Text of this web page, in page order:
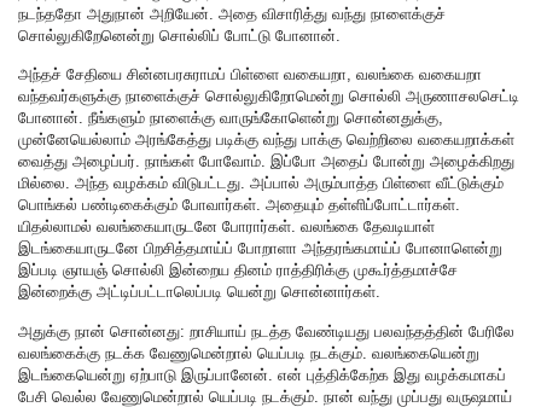
நடந்ததோ அதுநான் அறியேன். அதை விசாரித்து வந்து நாளைக்குச்
சொல்லுகிறேனென்று சொல்லிப் போட்டு போனான்.
அந்தச் சேதியை சின்னபரசுராமப் பிள்ளை வகையறா, வலங்கை வகையறா
வந்தவர்களுக்கு நாளைக்குச் சொல்லுகிறோமென்று சொல்லி அருணாசலசெட்டி
போனான். நீங்களும் நாளைக்கு வாருங்கோளென்று சொன்னதுக்கு,
முன்னேயெல்லாம் அரங்கேத்து படிக்கு வந்து பாக்கு வெற்றிலை வகையறாக்கள்
வைத்து அழைப்பர். நாங்கள் போவோம். இப்போ அதைப் போன்று அழைக்கிறது
மில்லை. அந்த வழக்கம் விடுபட்டது. அப்பால் அரும்பாத்த பிள்ளை வீட்டுக்கும்
பொங்கல் பண்டிகைக்கும் போவார்கள். அதையும் தள்ளிப்போட்டார்கள்.
யிதல்லாமல் வலங்கையாருடனே போரார்கள். வலங்கை தேவடியாள்
இடங்கையாருடனே பிறசித்தமாய்ப் போறாளா அந்தரங்கமாய்ப் போனாளென்று
இப்படி ஞாயஞ் சொல்லி இன்றைய தினம் ராத்திரிக்கு முகூர்த்தமாச்சே
இன்றைக்கு அட்டிப்பட்டாலெப்படி யென்று சொன்னார்கள்.
அதுக்கு நான் சொன்னது: றாசியாய் நடத்த வேண்டியது பலவந்தத்தின் பேரிலே
வலங்கைக்கு நடக்க வேணுமென்றால் யெப்படி நடக்கும். வலங்கையென்று
இடங்கையென்று ஏற்பாடு இருப்பானேன். என் புத்திக்கேற்க இது வழக்கமாகப்
பேசி வெல்ல வேணுமென்றால் யெப்படி நடக்கும். நான் வந்து முப்பது வருஷமாய்